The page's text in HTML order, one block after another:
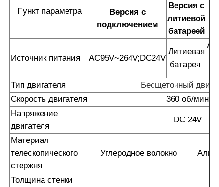
Пункт параметра
Версия с
подключением
Версия с
литиевой
батареей
Источник питания AC95V~264V;DC24V
Литиевая
батарея
Тип двигателя
Бесщеточный
Скорость двигателя
360 об/мин
Напряжение
двигателя
DC 24V
Материал
телескопического
стержня
Углеродное волокно
Толщина стенки